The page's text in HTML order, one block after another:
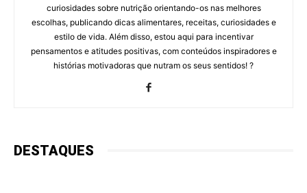
curiosidades sobre nutrição orientando-os nas melhores
escolhas, publicando dicas alimentares, receitas, curiosidades e
estilo de vida. Além disso, estou aqui para incentivar
pensamentos e atitudes positivas, com conteúdos inspiradores e
histórias motivadoras que nutram os seus sentidos! ?
DESTAQUES